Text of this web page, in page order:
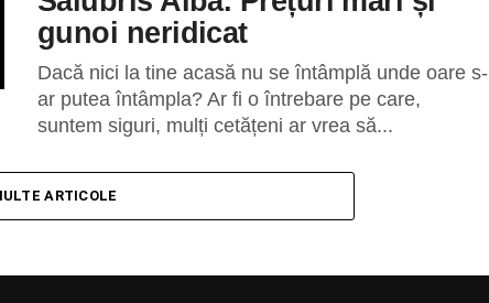
gunoi neridicat
Dacă nici la tine acasă nu se întâmplă unde oare s-
ar putea întâmpla? Ar fi o întrebare pe care,
suntem siguri, mulți cetățeni ar vrea să...
ARTICOLE